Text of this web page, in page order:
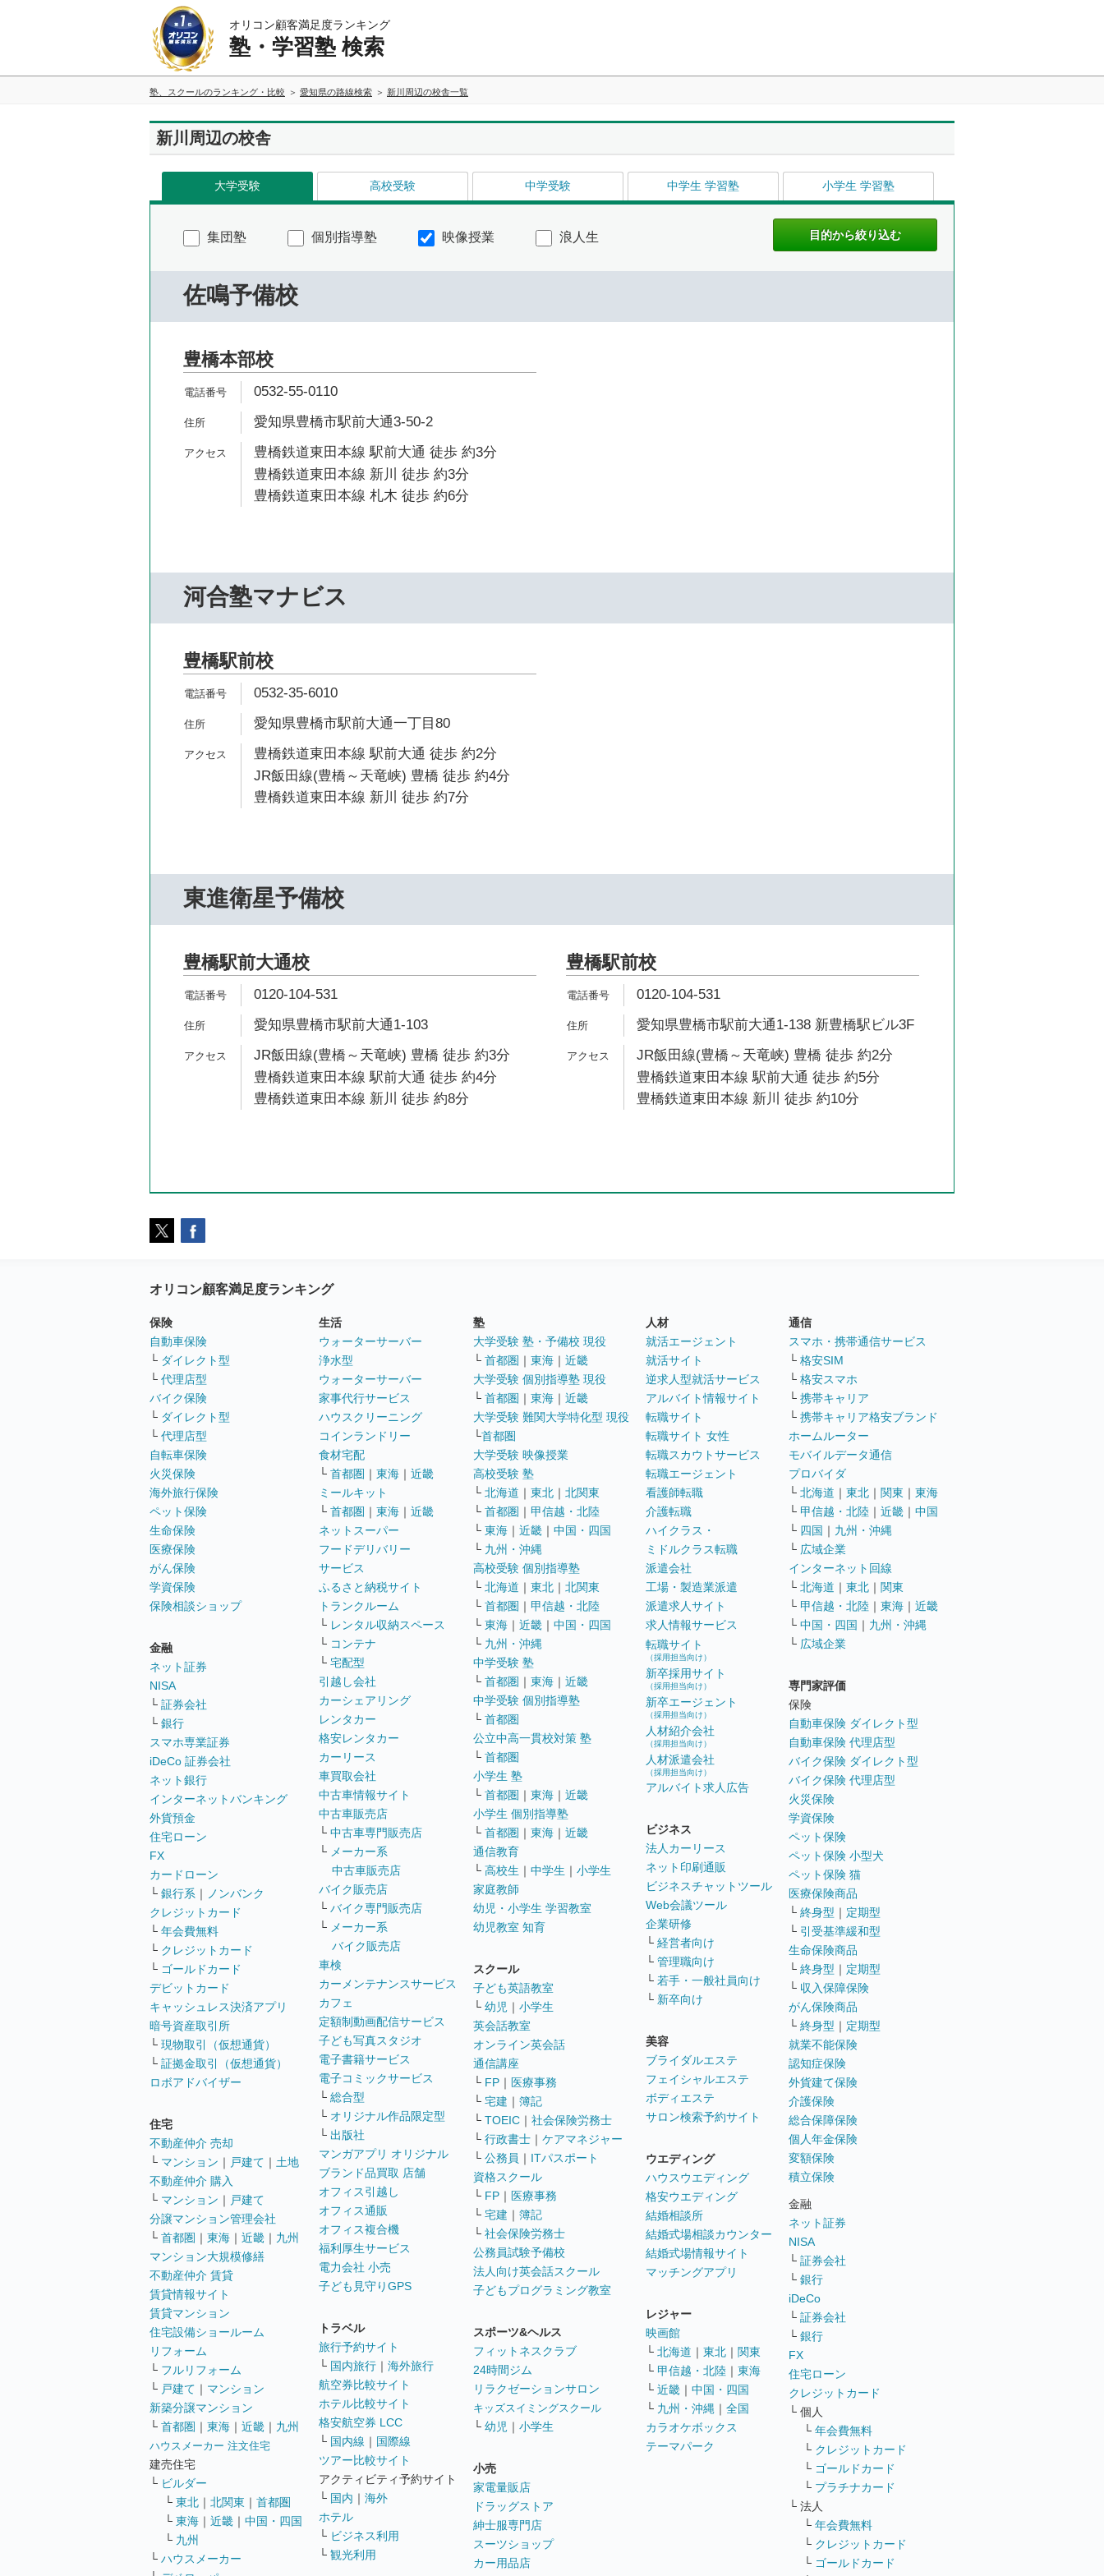
オリコン顧客満足度ランキング
塾・学習塾 検索
塾、スクールのランキング・比較 愛知県の路線検索 新川周辺の校舎一覧
新川周辺の校舎
大学受験 高校受験 中学受験 中学生 学習塾 小学生 学習塾
集団塾 個別指導塾 映像授業 浪人生
佐鳴予備校
豊橋本部校
0532-55-0110
愛知県豊橋市駅前大通3-50-2
豊橋鉄道東田本線 駅前大通 徒歩 約3分
豊橋鉄道東田本線 新川 徒歩 約3分
豊橋鉄道東田本線 札木 徒歩 約6分
河合塾マナビス
豊橋駅前校
0532-35-6010
愛知県豊橋市駅前大通一丁目80
豊橋鉄道東田本線 駅前大通 徒歩 約2分
JR飯田線(豊橋～天竜峡) 豊橋 徒歩 約4分
豊橋鉄道東田本線 新川 徒歩 約7分
東進衛星予備校
豊橋駅前大通校
0120-104-531
愛知県豊橋市駅前大通1-103
JR飯田線(豊橋～天竜峡) 豊橋 徒歩 約3分
豊橋鉄道東田本線 駅前大通 徒歩 約4分
豊橋鉄道東田本線 新川 徒歩 約8分
豊橋駅前校
0120-104-531
愛知県豊橋市駅前大通1-138 新豊橋駅ビル3F
JR飯田線(豊橋～天竜峡) 豊橋 徒歩 約2分
豊橋鉄道東田本線 駅前大通 徒歩 約5分
豊橋鉄道東田本線 新川 徒歩 約10分
オリコン顧客満足度ランキング
保険
自動車保険
└ ダイレクト型
└ 代理店型
バイク保険
└ ダイレクト型
└ 代理店型
自転車保険
火災保険
海外旅行保険
ペット保険
生命保険
医療保険
がん保険
学資保険
保険相談ショップ
金融
ネット証券
NISA
└ 証券会社
└ 銀行
スマホ専業証券
iDeCo 証券会社
ネット銀行
インターネットバンキング
外貨預金
住宅ローン
FX
カードローン
└ 銀行系 ｜
ノンバンク
クレジットカード
└ 年会費無料
└ クレジットカード
└ ゴールドカード
デビットカード
キャッシュレス決済アプリ
暗号資産取引所
└ 現物取引（仮想通貨）
└ 証拠金取引（仮想通貨）
ロボアドバイザー
住宅
不動産仲介 売却
└ マンション ｜ 戸建て ｜ 土地
不動産仲介 購入
└ マンション ｜ 戸建て
分譲マンション管理会社
└ 首都圏 ｜ 東海 ｜ 近畿 ｜ 九州
マンション大規模修繕
不動産仲介 賃貸
賃貸情報サイト
賃貸マンション
住宅設備ショールーム
リフォーム
└ フルリフォーム
└ 戸建て ｜ マンション
新築分譲マンション
└ 首都圏 ｜ 東海 ｜ 近畿 ｜ 九州
ハウスメーカー 注文住宅
建売住宅
└ ビルダー
└ 東北 ｜ 北関東 ｜ 首都圏
└ 東海 ｜ 近畿 ｜ 中国・四国
└ 九州
└ ハウスメーカー
生活
ウォーターサーバー
浄水型
ウォーターサーバー
家事代行サービス
ハウスクリーニング
コインランドリー
食材宅配
└ 首都圏 ｜ 東海 ｜ 近畿
ミールキット
└ 首都圏 ｜ 東海 ｜ 近畿
ネットスーパー
フードデリバリー
サービス
ふるさと納税サイト
トランクルーム
└ レンタル収納スペース
└ コンテナ
└ 宅配型
引越し会社
カーシェアリング
レンタカー
格安レンタカー
カーリース
車買取会社
中古車情報サイト
中古車販売店
└ 中古車専門販売店
└ メーカー系
中古車販売店
バイク販売店
└ バイク専門販売店
└ メーカー系
バイク販売店
車検
カーメンテナンスサービス
カフェ
定額制動画配信サービス
子ども写真スタジオ
電子書籍サービス
電子コミックサービス
└ 総合型
└ オリジナル作品限定型
└ 出版社
マンガアプリ オリジナル
ブランド品買取 店舗
オフィス引越し
オフィス通販
オフィス複合機
福利厚生サービス
電力会社 小売
子ども見守りGPS
トラベル
旅行予約サイト
└ 国内旅行 ｜ 海外旅行
航空券比較サイト
ホテル比較サイト
格安航空券 LCC
└ 国内線 ｜ 国際線
ツアー比較サイト
アクティビティ予約サイト
└ 国内 ｜ 海外
ホテル
└ ビジネス利用
└ 観光利用
塾
大学受験 塾・予備校 現役
└ 首都圏 ｜ 東海 ｜ 近畿
大学受験 個別指導塾 現役
└ 首都圏 ｜ 東海 ｜ 近畿
大学受験 難関大学特化型 現役
└首都圏
大学受験 映像授業
高校受験 塾
└ 北海道 ｜ 東北 ｜ 北関東
└ 首都圏 ｜ 甲信越・北陸
└ 東海 ｜ 近畿 ｜ 中国・四国
└ 九州・沖縄
高校受験 個別指導塾
└ 北海道 ｜ 東北 ｜ 北関東
└ 首都圏 ｜ 甲信越・北陸
└ 東海 ｜ 近畿 ｜ 中国・四国
└ 九州・沖縄
中学受験 塾
└ 首都圏 ｜ 東海 ｜ 近畿
中学受験 個別指導塾
└ 首都圏
公立中高一貫校対策 塾
└ 首都圏
小学生 塾
└ 首都圏 ｜ 東海 ｜ 近畿
小学生 個別指導塾
└ 首都圏 ｜ 東海 ｜ 近畿
通信教育
└ 高校生 ｜ 中学生 ｜ 小学生
家庭教師
幼児・小学生 学習教室
幼児教室 知育
スクール
子ども英語教室
└ 幼児 ｜ 小学生
英会話教室
オンライン英会話
通信講座
└ FP ｜ 医療事務
└ 宅建 ｜ 簿記
└ TOEIC ｜ 社会保険労務士
└ 行政書士 ｜ ケアマネジャー
└ 公務員 ｜ ITパスポート
資格スクール
└ FP ｜ 医療事務
└ 宅建 ｜ 簿記
└ 社会保険労務士
公務員試験予備校
法人向け英会話スクール
子どもプログラミング教室
スポーツ&ヘルス
フィットネスクラブ
24時間ジム
リラクゼーションサロン
キッズスイミングスクール
└ 幼児 ｜ 小学生
小売
家電量販店
ドラッグストア
紳士服専門店
スーツショップ
カー用品店
人材
就活エージェント
就活サイト
逆求人型就活サービス
アルバイト情報サイト
転職サイト
転職サイト 女性
転職スカウトサービス
転職エージェント
看護師転職
介護転職
ハイクラス・
ミドルクラス転職
派遣会社
工場・製造業派遣
派遣求人サイト
求人情報サービス
転職サイト
（採用担当向け）
新卒採用サイト
（採用担当向け）
新卒エージェント
（採用担当向け）
人材紹介会社
（採用担当向け）
人材派遣会社
（採用担当向け）
アルバイト求人広告
ビジネス
法人カーリース
ネット印刷通販
ビジネスチャットツール
Web会議ツール
企業研修
└ 経営者向け
└ 管理職向け
└ 若手・一般社員向け
└ 新卒向け
美容
ブライダルエステ
フェイシャルエステ
ボディエステ
サロン検索予約サイト
ウエディング
ハウスウエディング
格安ウエディング
結婚相談所
結婚式場相談カウンター
結婚式場情報サイト
マッチングアプリ
レジャー
映画館
└ 北海道 ｜ 東北 ｜ 関東
└ 甲信越・北陸 ｜ 東海
└ 近畿 ｜ 中国・四国
└ 九州・沖縄 ｜ 全国
カラオケボックス
テーマパーク
通信
スマホ・携帯通信サービス
└ 格安SIM
└ 格安スマホ
└ 携帯キャリア
└ 携帯キャリア格安ブランド
ホームルーター
モバイルデータ通信
プロバイダ
└ 北海道 ｜ 東北 ｜ 関東 ｜ 東海
└ 甲信越・北陸 ｜ 近畿 ｜ 中国
└ 四国 ｜ 九州・沖縄
└ 広域企業
インターネット回線
└ 北海道 ｜ 東北 ｜ 関東
└ 甲信越・北陸 ｜ 東海 ｜ 近畿
└ 中国・四国 ｜ 九州・沖縄
└ 広域企業
専門家評価
保険
自動車保険 ダイレクト型
自動車保険 代理店型
バイク保険 ダイレクト型
バイク保険 代理店型
火災保険
学資保険
ペット保険
ペット保険 小型犬
ペット保険 猫
医療保険商品
└ 終身型 ｜ 定期型
└ 引受基準緩和型
生命保険商品
└ 終身型 ｜ 定期型
└ 収入保障保険
がん保険商品
└ 終身型 ｜ 定期型
就業不能保険
認知症保険
外貨建て保険
介護保険
総合保障保険
個人年金保険
変額保険
積立保険
金融
ネット証券
NISA
└ 証券会社
└ 銀行
iDeCo
└ 証券会社
└ 銀行
FX
住宅ローン
クレジットカード
└ 個人
└ 年会費無料
└ クレジットカード
└ ゴールドカード
└ プラチナカード
└ 法人
└ 年会費無料
└ クレジットカード
└ ゴールドカード